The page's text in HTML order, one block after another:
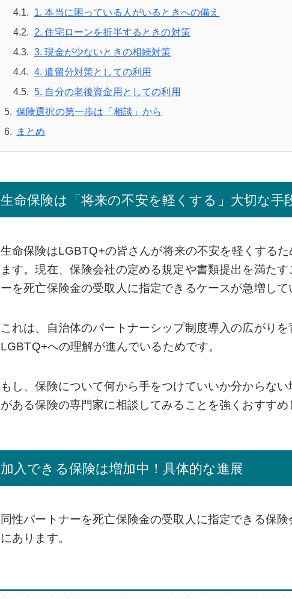
1. 本当に困っている人がいるときへの備え
2. 住宅ローンを折半するときの対策
3. 現金が少ないときの相続対策
4. 遺留分対策としての利用
5. 自分の老後資金用としての利用
保険選択の第一歩は「相談」から
まとめ
生命保険は「将来の不安を軽くする」大切な手
生命保険はLGBTQ+の皆さんが将来の不安を軽くする
ます。現在、保険会社の定める規定や書類提出を満た
ーを死亡保険金の受取人に指定できるケースが急増して
これは、自治体のパートナーシップ制度導入の広がり
LGBTQ+への理解が進んでいるためです。
もし、保険について何から手をつけていいか分からな
がある保険の専門家に相談してみることを強くおすすめ
加入できる保険は増加中！具体的な進展
同性パートナーを死亡保険金の受取人に指定できる保
にあります。